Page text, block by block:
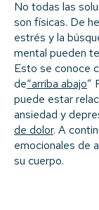
No todas las
son físicas. De
estrés y la
mental pueden
Esto se conoce
de“arriba abajo”
puede estar
ansiedad y
de dolor. A
emocionales de
su cuerpo.